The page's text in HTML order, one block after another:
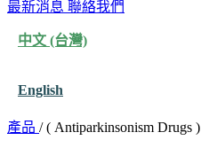
最新消息 聯絡我們
中文 (台灣)
English
產品 / ( Antiparkinsonism Drugs )